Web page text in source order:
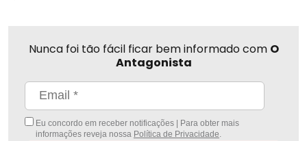
Nunca foi tão fácil ficar bem informado com O
Antagonista
Eu concordo em receber notificações | Para obter mais
informações reveja nossa Política de Privacidade